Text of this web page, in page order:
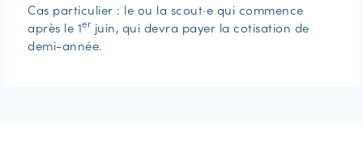
Cas particulier : le ou la scout·e qui commence
après le 1er juin, qui devra payer la cotisation de
demi-année.